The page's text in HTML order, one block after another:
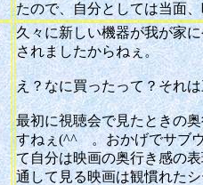
たので、自分としては当面
久々に新しい機器が我が家
されましたからねぇ。
え？なに買ったって？それ
最初に視聴会で見たときの
すねぇ(^^ゞ。おかげでサブ
て自分は映画の奥行き感の
通して見る映画は観慣れた